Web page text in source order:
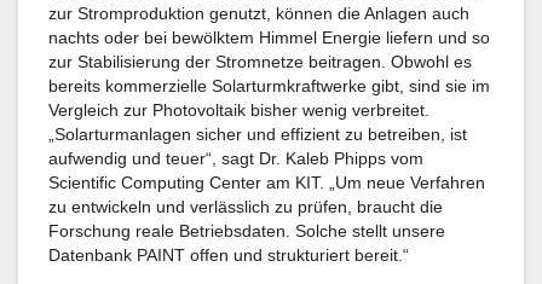
zur Stromproduktion genutzt, können die Anlagen auch
nachts oder bei bewölktem Himmel Energie liefern und so
zur Stabilisierung der Stromnetze beitragen. Obwohl es
bereits kommerzielle Solarturmkraftwerke gibt, sind sie im
Vergleich zur Photovoltaik bisher wenig verbreitet.
„Solarturmanlagen sicher und effizient zu betreiben, ist
aufwendig und teuer“, sagt Dr. Kaleb Phipps vom
Scientific Computing Center am KIT. „Um neue Verfahren
zu entwickeln und verlässlich zu prüfen, braucht die
Forschung reale Betriebsdaten. Solche stellt unsere
Datenbank PAINT offen und strukturiert bereit.“